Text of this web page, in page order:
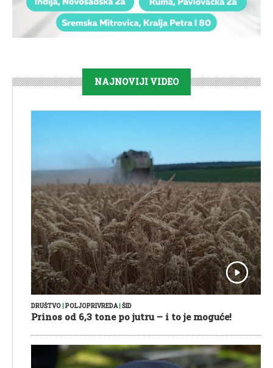
NAJNOVIJI VIDEO
DRUŠTVO POLJOPRIVREDA| ŠID
Prinos od 6,3 tone po jutru – i to je moguće!